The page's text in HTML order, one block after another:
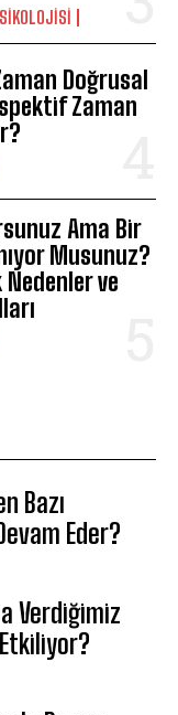
Doğrusal
Zaman
Ama Bir
Musunuz?
Nedenler ve
Bazı
Eder?
Verdiğimiz
Etkiliyor?